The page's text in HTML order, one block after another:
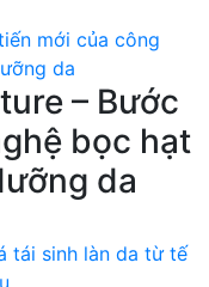
– Bước
bọc hạt
da